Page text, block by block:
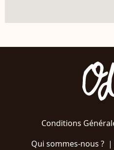
Conditions
Qui sommes-nous ?|